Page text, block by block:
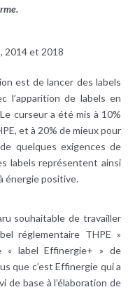
2014 et 2018
est de lancer des labels
l’apparition de labels en
curseur a été mis à 10%
et à 20% de mieux pour
quelques exigences de
labels représentent ainsi
énergie positive.
souhaitable de travailler
réglementaire THPE »
« label Effinergie+ » de
que c’est Effinergie qui a
de base à l’élaboration de